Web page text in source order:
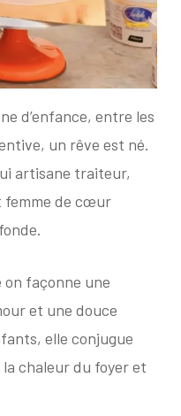
d’enfance, entre les
un rêve est né.
artisane traiteur,
femme de cœur
on façonne une
et une douce
elle conjugue
chaleur du foyer et